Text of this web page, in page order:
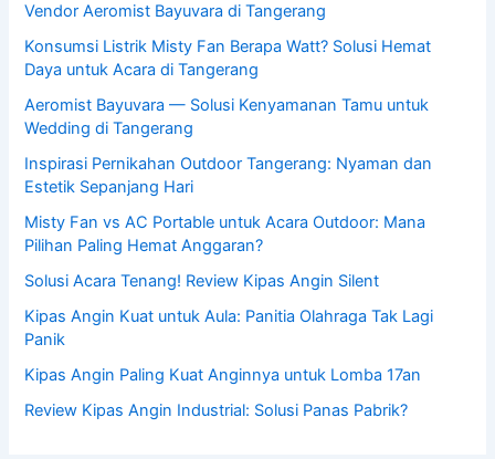
Vendor Aeromist Bayuvara di Tangerang
Konsumsi Listrik Misty Fan Berapa Watt? Solusi Hemat
Daya untuk Acara di Tangerang
Aeromist Bayuvara — Solusi Kenyamanan Tamu untuk
Wedding di Tangerang
Inspirasi Pernikahan Outdoor Tangerang: Nyaman dan
Estetik Sepanjang Hari
Misty Fan vs AC Portable untuk Acara Outdoor: Mana
Pilihan Paling Hemat Anggaran?
Solusi Acara Tenang! Review Kipas Angin Silent
Kipas Angin Kuat untuk Aula: Panitia Olahraga Tak Lagi
Panik
Kipas Angin Paling Kuat Anginnya untuk Lomba 17an
Review Kipas Angin Industrial: Solusi Panas Pabrik?